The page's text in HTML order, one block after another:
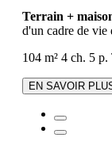
Terrain +
d'un cadre de vie
104 m² 4 ch. 5 p.
EN SAVOIR